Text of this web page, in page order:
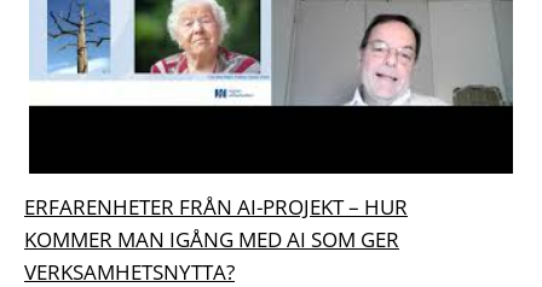
ERFARENHETER FRÅN AI-PROJEKT – HUR
KOMMER MAN IGÅNG MED AI SOM GER
VERKSAMHETSNYTTA?